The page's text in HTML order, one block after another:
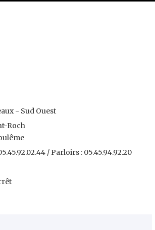
- Sud Ouest
Roch
/ Parloirs : 05.45.94.92.20